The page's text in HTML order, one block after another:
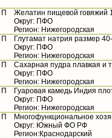
П Желатин пищевой говяжий
Округ: ПФО
Регион: Нижегородская
П
Глутамат натрия размер
Округ: ПФО
Регион: Нижегородская
П Сахарная пудра плавкая и
Округ: ПФО
Регион: Нижегородская
П
Гуаровая камедь Индия
Округ: ПФО
Регион: Нижегородская
П
Многофункциональное
Округ: Южный ФО РФ
Регион:Краснодарский